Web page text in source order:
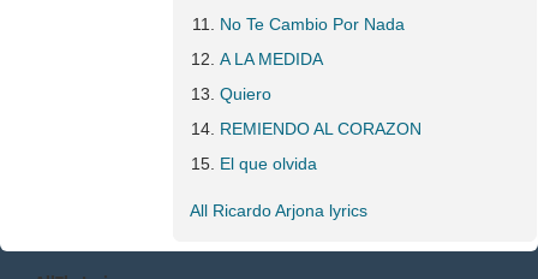
No Te Cambio Por Nada
A LA MEDIDA
Quiero
REMIENDO AL CORAZON
El que olvida
All Ricardo Arjona lyrics